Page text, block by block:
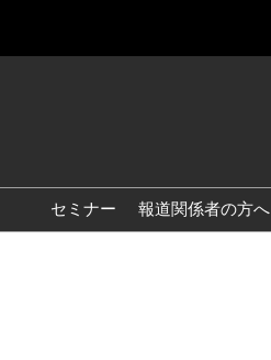
繁體
セミナー 報道関係者の方へ